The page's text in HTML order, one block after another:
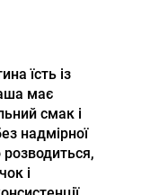
їсть із
має
смак і
надмірної
розводиться,
і